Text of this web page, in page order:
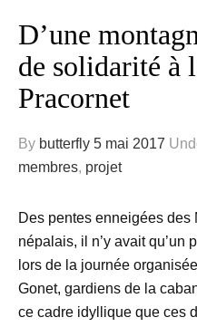
D’une
de solidarité à
Pracornet
By butterfly 5 mai 2017
membres, projet
Des pentes enneigées des
népalais, il n’y avait qu’un
lors de la journée
Gonet, gardiens de la
ce cadre idyllique que ces